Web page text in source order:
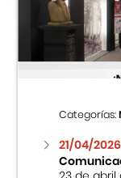
Centro
Museo de
Fondo
Categorías:
21/04/2026